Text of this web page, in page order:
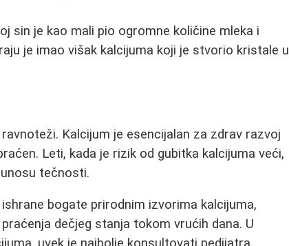
sin je kao mali pio ogromne količine mleka i
je imao višak kalcijuma koji je stvorio kristale u
Kalcijum je esencijalan za zdrav razvoj
Leti, kada je rizik od gubitka kalcijuma veći,
tečnosti.
bogate prirodnim izvorima kalcijuma,
dečjeg stanja tokom vrućih dana. U